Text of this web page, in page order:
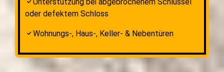
oder defektem Schloss
Wohnungs-, Haus-, Keller- & Nebentüren